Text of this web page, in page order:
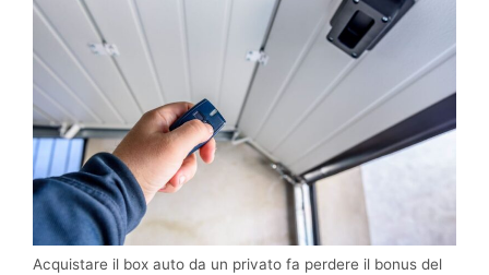
Acquistare il box auto da un privato fa perdere il bonus del